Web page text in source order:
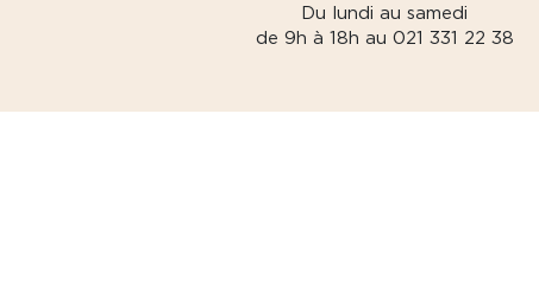
Du lundi au samedi
de 9h à 18h au 021 331 22 38